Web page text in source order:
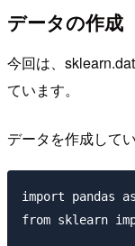
データの作成
今回は、
ています。
データを作成して
import pandas
from sklearn